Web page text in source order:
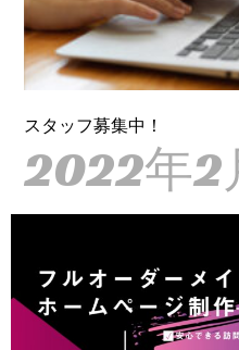
スタッフ募集中！
2022年2